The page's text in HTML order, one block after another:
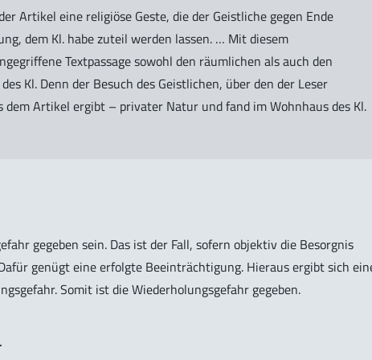
Artikel eine religiöse Geste, die der Geistliche gegen Ende
dem Kl. habe zuteil werden lassen. … Mit diesem
Textpassage sowohl den räumlichen als auch den
Kl. Denn der Besuch des Geistlichen, über den der Leser
Artikel ergibt – privater Natur und fand im Wohnhaus des Kl.
gegeben sein. Das ist der Fall, sofern objektiv die Besorgnis
genügt eine erfolgte Beeinträchtigung. Hieraus ergibt sich
Somit ist die Wiederholungsgefahr gegeben.